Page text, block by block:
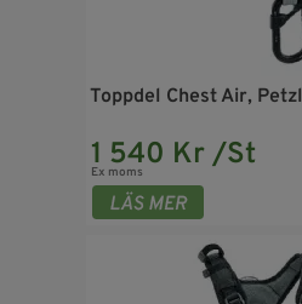
Toppdel Chest Air, Petzl
1 540 Kr /St
Ex moms